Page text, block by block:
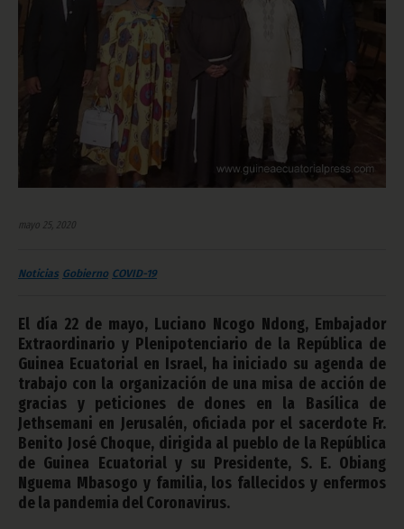
mayo 25, 2020
Noticias Gobierno COVID-19
El día 22 de mayo, Luciano Ncogo Ndong, Embajador
Extraordinario y Plenipotenciario de la República de
Guinea Ecuatorial en Israel, ha iniciado su agenda de
trabajo con la organización de una misa de acción de
gracias y peticiones de dones en la Basílica de
Jethsemani en Jerusalén, oficiada por el sacerdote Fr.
Benito José Choque, dirigida al pueblo de la República
de Guinea Ecuatorial y su Presidente, S. E. Obiang
Nguema Mbasogo y familia, los fallecidos y enfermos
de la pandemia del Coronavirus.